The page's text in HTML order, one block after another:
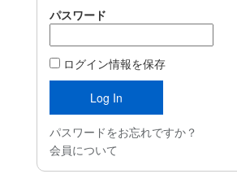
パスワード
ログイン情報を保存
パスワードをお忘れですか？
会員について